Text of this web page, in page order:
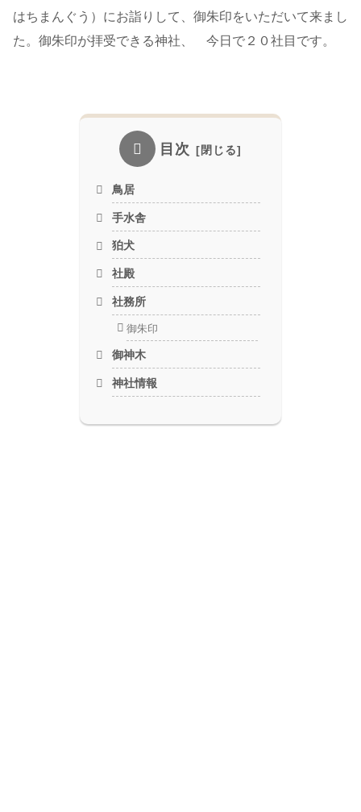
はちまんぐう）にお詣りして、御朱印をいただいて来まし
た。御朱印が拝受できる神社、 今日で２０社目です。
目次
鳥居
手水舎
狛犬
社殿
社務所
御朱印
御神木
神社情報